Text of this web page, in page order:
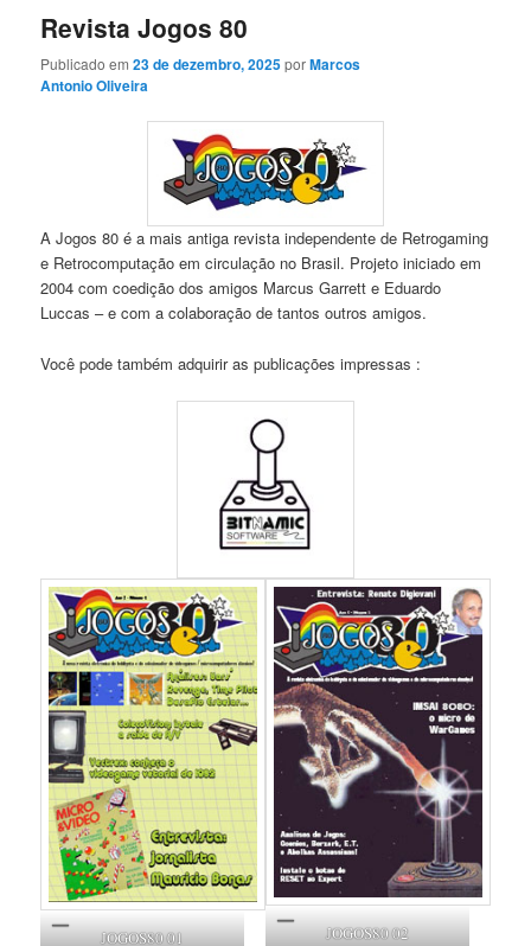
Revista Jogos 80
Publicado em23 de dezembro, 2025porMarcos
Antonio Oliveira
A Jogos 80 é a mais antiga revista independente de Retrogaming
e Retrocomputação em circulação no Brasil. Projeto iniciado em
2004 com coedição dos amigos Marcus Garrett e Eduardo
Luccas – e com a colaboração de tantos outros amigos.
Você pode também adquirir as publicações impressas :
JOGOS80 01 JOGOS80 02